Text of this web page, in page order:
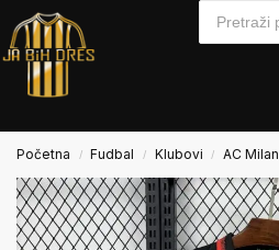
Početna / Fudbal / Klubovi / AC Milan